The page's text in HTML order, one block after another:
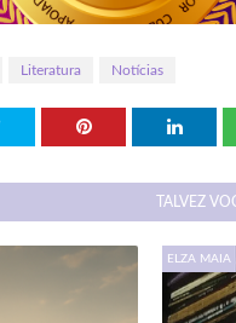
Literatura Notícias
TALVEZ
ELZA MAIA